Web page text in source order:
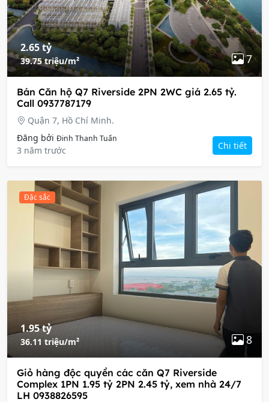
2.65 tỷ
39.75 triệu/m² 7
Bán Căn hộ Q7 Riverside 2PN 2WC giá 2.65 tỷ.
Call 0937787179
Quận 7, Hồ Chí Minh.
Đăng bởi Đinh Thanh Tuấn
3 năm trước Chi tiết
Đặc sắc
1.95 tỷ
36.11 triệu/m² 8
Giỏ hàng độc quyền các căn Q7 Riverside
Complex 1PN 1.95 tỷ 2PN 2.45 tỷ, xem nhà 24/7
LH 0938826595